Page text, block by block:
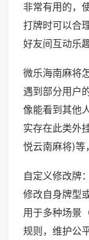
非常有用的，
打牌时可以合
好友间互动乐趣
微乐海南麻将
遇到部分用户
像能看到其他
实存在此类外
悦云南麻将)等
自定义修改牌
修改自身牌型
用于多种场景
规则，维护公